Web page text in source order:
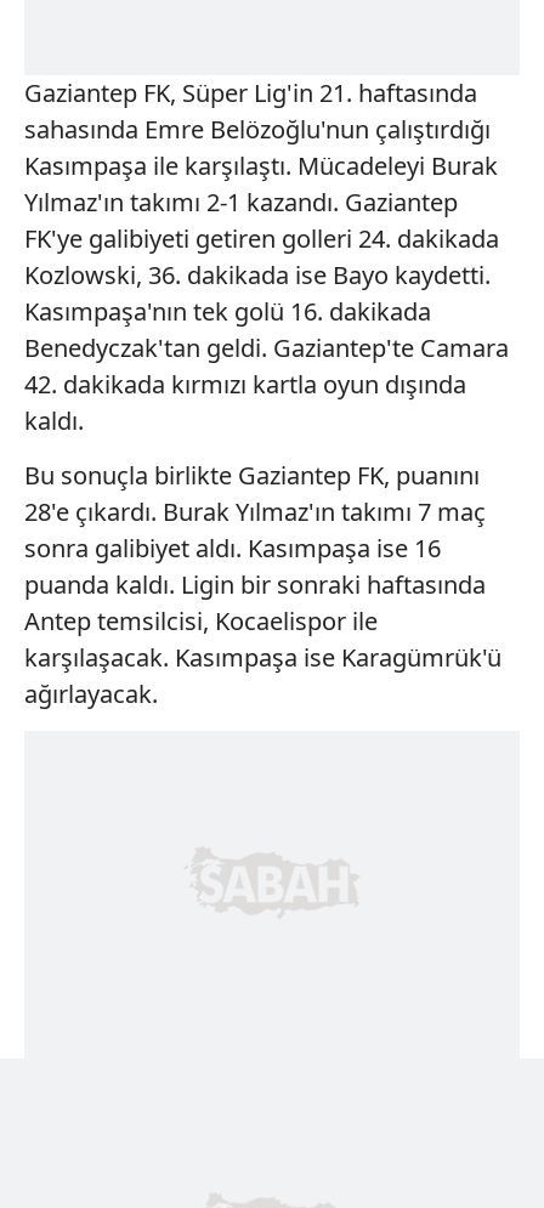
Gaziantep FK, Süper Lig'in 21. haftasında
sahasında Emre Belözoğlu'nun çalıştırdığı
Kasımpaşa ile karşılaştı. Mücadeleyi Burak
Yılmaz'ın takımı 2-1 kazandı. Gaziantep
FK'ye galibiyeti getiren golleri 24. dakikada
Kozlowski, 36. dakikada ise Bayo kaydetti.
Kasımpaşa'nın tek golü 16. dakikada
Benedyczak'tan geldi. Gaziantep'te Camara
42. dakikada kırmızı kartla oyun dışında
kaldı.
Bu sonuçla birlikte Gaziantep FK, puanını
28'e çıkardı. Burak Yılmaz'ın takımı 7 maç
sonra galibiyet aldı. Kasımpaşa ise 16
puanda kaldı. Ligin bir sonraki haftasında
Antep temsilcisi, Kocaelispor ile
karşılaşacak. Kasımpaşa ise Karagümrük'ü
ağırlayacak.